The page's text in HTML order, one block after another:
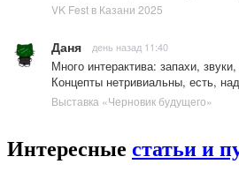
VK Fest в Казани 2025
Даня день назад 11:40
Много интерактива: запахи,
Концепты нетривиальны, есть,
Выставка «Черновик будущего»
Интересные статьи и